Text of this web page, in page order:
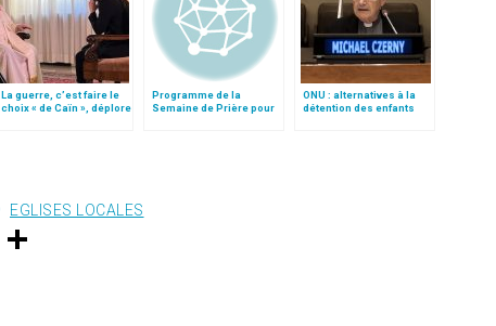
La guerre, c’est faire le
choix « de Caïn », déplore
Programme de la
Semaine de Prière pour
ONU : alternatives à la
détention des enfants
EGLISES LOCALES
w